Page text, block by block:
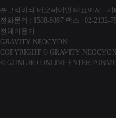
㈜그라비티 네오싸이언 대표이사 : 기
전화문의 : 1588-9897 팩스 : 02-2132-
전체이용가
GRAVITY NEOCYON
COPYRIGHT © GRAVITY
© GUNGHO ONLINE